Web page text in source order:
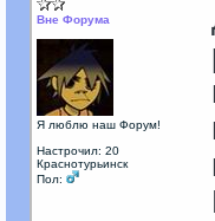
Вне Форума
Я люблю наш Форум!
Настрочил: 20
Краснотурьинск
Пол: